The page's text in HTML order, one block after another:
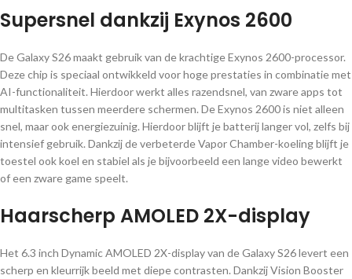
Supersnel dankzij Exynos 2600
De Galaxy S26 maakt gebruik van de krachtige Exynos 2600-processor.
Deze chip is speciaal ontwikkeld voor hoge prestaties in combinatie met
AI-functionaliteit. Hierdoor werkt alles razendsnel, van zware apps tot
multitasken tussen meerdere schermen. De Exynos 2600 is niet alleen
snel, maar ook energiezuinig. Hierdoor blijft je batterij langer vol, zelfs bij
intensief gebruik. Dankzij de verbeterde Vapor Chamber-koeling blijft je
toestel ook koel en stabiel als je bijvoorbeeld een lange video bewerkt
of een zware game speelt.
Haarscherp AMOLED 2X-display
Het 6.3 inch Dynamic AMOLED 2X-display van de Galaxy S26 levert een
scherp en kleurrijk beeld met diepe contrasten. Dankzij Vision Booster